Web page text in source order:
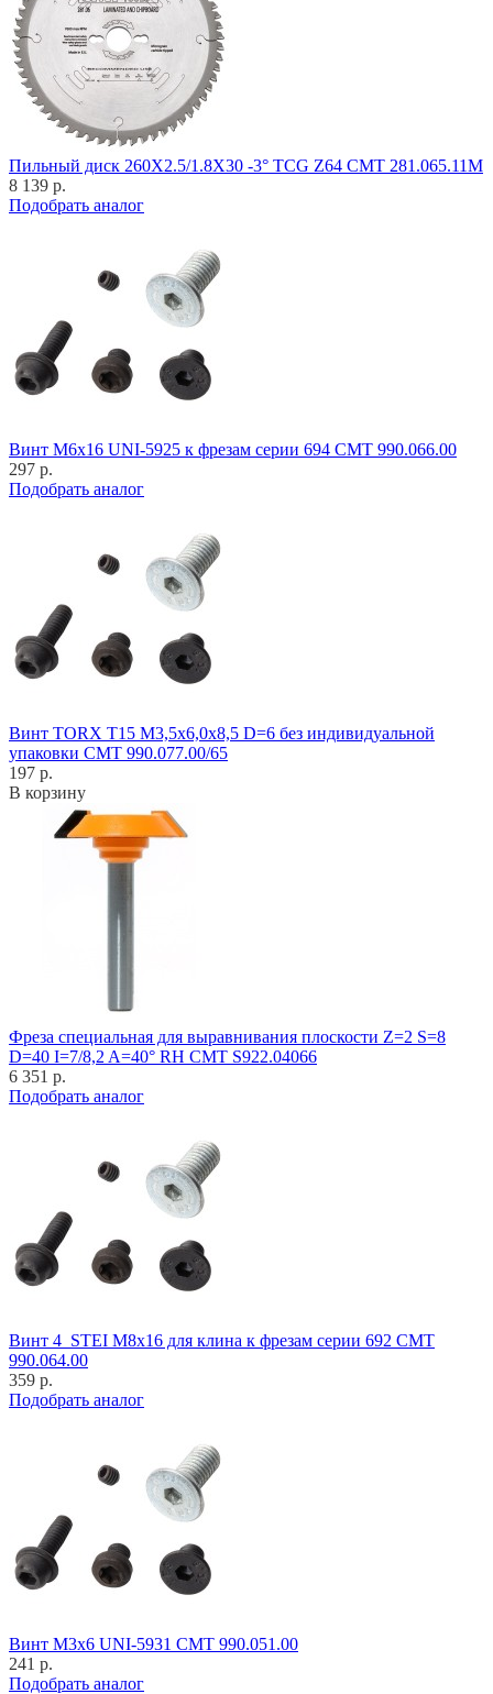
Пильный диск 260X2.5/1.8X30 -3° TCG Z64 CMT 281.065.11M
8 139 р.
Подобрать аналог
Винт M6x16 UNI-5925 к фрезам серии 694 CMT 990.066.00
297 р.
Подобрать аналог
Винт TORX T15 M3,5x6,0x8,5 D=6 без индивидуальной
упаковки CMT 990.077.00/65
197 р.
В корзину
Фреза специальная для выравнивания плоскости Z=2 S=8
D=40 I=7/8,2 A=40° RH CMT S922.04066
6 351 р.
Подобрать аналог
Винт 4_STEI M8x16 для клина к фрезам серии 692 CMT
990.064.00
359 р.
Подобрать аналог
Винт M3x6 UNI-5931 CMT 990.051.00
241 р.
Подобрать аналог